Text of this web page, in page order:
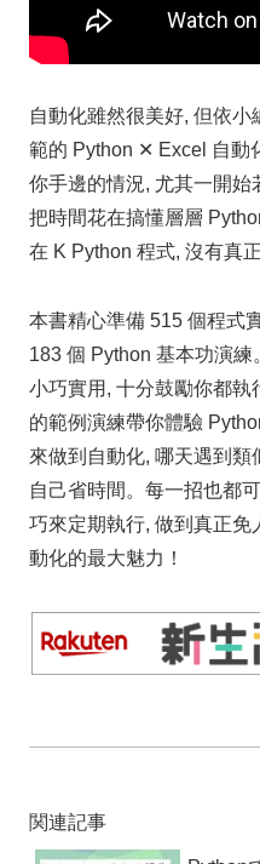
自動化雖然很美好, 但依
範的 Python ✕ Excel 自動
你手邊的情況, 尤其一開
把時間花在搞懂層層
在 K Python 程式, 沒有真
本書精心準備 515 個程式
183 個 Python 基本功演
小巧實用, 十分鼓勵你都執
的範例演練帶你體驗
來做到自動化, 哪天遇到
自己省時間。每一招也都
巧來定期執行, 做到真正免
動化的最大魅力！
関連記事